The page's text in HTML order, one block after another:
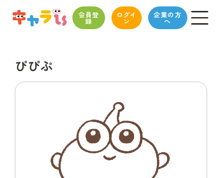
会員登
録
ログイ
ン
企業の方
へ
ぴぴぷ